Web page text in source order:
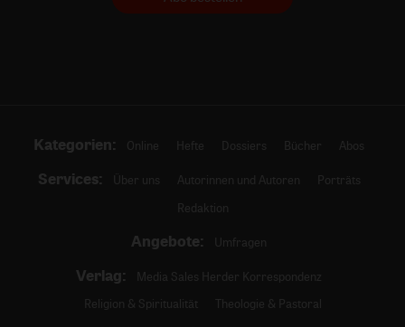
Kategorien: Online Hefte Dossiers Bücher Abos
Services: Über uns Autorinnen und Autoren
Porträts
Redaktion
Angebote: Umfragen
Verlag:
Media Sales Herder Korrespondenz
Religion & Spiritualität
Theologie & Pastoral